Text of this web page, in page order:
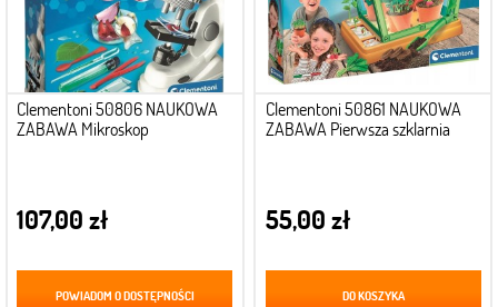
Clementoni 50806 NAUKOWA
ZABAWA Mikroskop
107,00 zł
POWIADOM O DOSTĘPNOŚCI
Clementoni 50861 NAUKOWA
ZABAWA Pierwsza szklarnia
55,00 zł
DO KOSZYKA